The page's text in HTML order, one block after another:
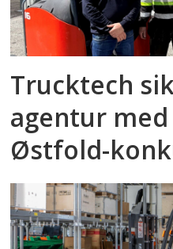
Trucktech
agentur
Østfold-